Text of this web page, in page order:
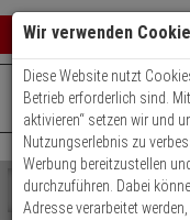
0
Shop
durchsuchen
+49 (0)821 899 493-0
Wir verwenden
Diese Website nutzt
Betrieb erforderlich sind.
aktivieren“ setzen wir und
Nutzungserlebnis zu
Werbung bereitzustellen
durchzuführen. Dabei
Adresse verarbeitet